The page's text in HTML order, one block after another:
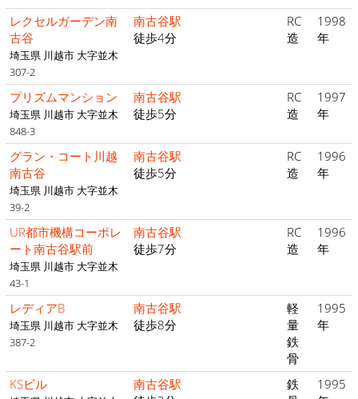
レクセルガーデン南
古谷
埼玉県 川越市 大字並木
307-2
南古谷駅
徒歩4分
RC
造
1998
年
プリズムマンション
埼玉県 川越市 大字並木
848-3
南古谷駅
徒歩5分
RC
造
1997
年
グラン・コート川越
南古谷
埼玉県 川越市 大字並木
39-2
南古谷駅
徒歩5分
RC
造
1996
年
UR都市機構コーポレ
ート南古谷駅前
埼玉県 川越市 大字並木
43-1
南古谷駅
徒歩7分
RC
造
1996
年
レディアB
埼玉県 川越市 大字並木
387-2
南古谷駅
徒歩8分
軽
量
鉄
骨
1995
年
KSビル
南古谷駅
鉄
1995